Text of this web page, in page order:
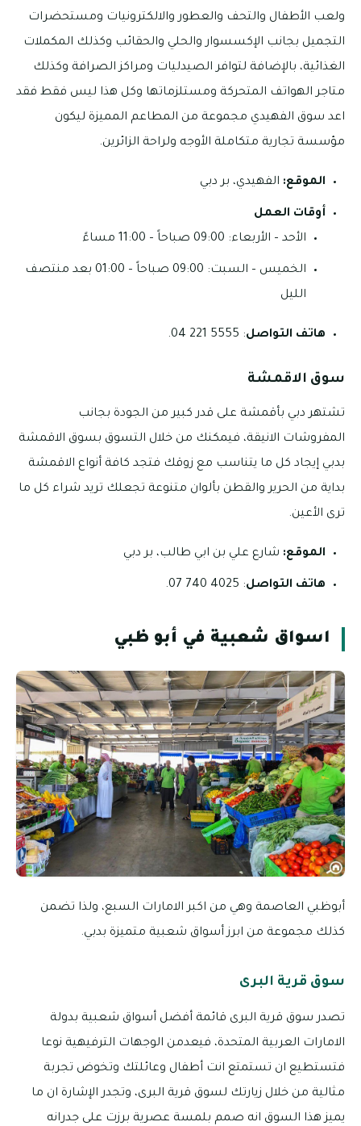
ولعب الأطفال والتحف والعطور والالكترونيات ومستحضرات
التجميل بجانب الإكسسوار والحلي والحقائب وكذلك المكملات
الغذائية، بالإضافة لتوافر الصيدليات ومراكز الصرافة وكذلك
متاجر الهواتف المتحركة ومستلزماتها وكل هذا ليس فقط فقد
اعد سوق الفهيدي مجموعة من المطاعم المميزة ليكون
مؤسسة تجارية متكاملة الأوجه ولراحة الزائرين.
الموقع: الفهيدي، بر دبي
أوقات العمل
الأحد – الأربعاء: 09:00 صباحاً – 11:00 مساءً
الخميس – السبت: 09:00 صباحاً – 01:00 بعد منتصف
الليل
هاتف التواصل: 5555 221 04.
سوق الاقمشة
تشتهر دبي بأقمشة على قدر كبير من الجودة بجانب
المفروشات الانيقة، فيمكنك من خلال التسوق بسوق الاقمشة
بدبي إيجاد كل ما يتناسب مع زوقك فتجد كافة أنواع الاقمشة
بداية من الحرير والقطن بألوان متنوعة تجعلك تريد شراء كل ما
ترى الأعين.
الموقع: شارع علي بن ابي طالب، بر دبي
هاتف التواصل: 4025 740 07.
اسواق شعبية في أبو ظبي
أبوظبي العاصمة وهي من اكبر الامارات السبع، ولذا تضمن
كذلك مجموعة من ابرز أسواق شعبية متميزة بدبي.
سوق قرية البرى
تصدر سوق قرية البرى قائمة أفضل أسواق شعبية بدولة
الامارات العربية المتحدة، فيعدمن الوجهات الترفيهية نوعا
فتستطيع ان تستمتع انت أطفال وعائلتك وتخوض تجربة
مثالية من خلال زيارتك لسوق قرية البرى، وتجدر الإشارة ان ما
يميز هذا السوق انه صمم بلمسة عصرية برزت على جدرانه